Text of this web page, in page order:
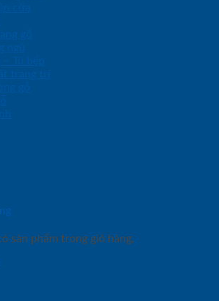
cửa
gỗ
ngủ
– Tủ bếp
trang trí
gỗ
sản phẩm trong giỏ hàng.